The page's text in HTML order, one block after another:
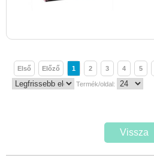
Első Előző 1 2 3 4 5
Termék/oldal:
Vissza